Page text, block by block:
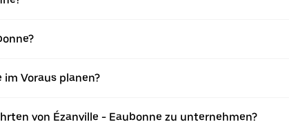
Voraus planen?
von Ézanville - Eaubonne zu unternehmen?